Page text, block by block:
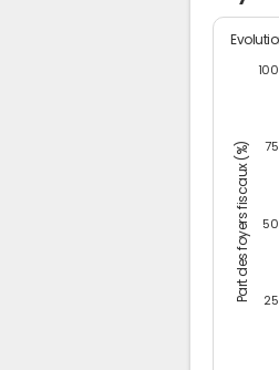
Part des foyers fiscaux (%) 25
50
75
100